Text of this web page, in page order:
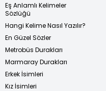
Eş Anlamlı Kelimeler
Sözlüğü
Hangi Kelime Nasıl Yazılır?
En Güzel Sözler
Metrobüs Durakları
Marmaray Durakları
Erkek İsimleri
Kız İsimleri